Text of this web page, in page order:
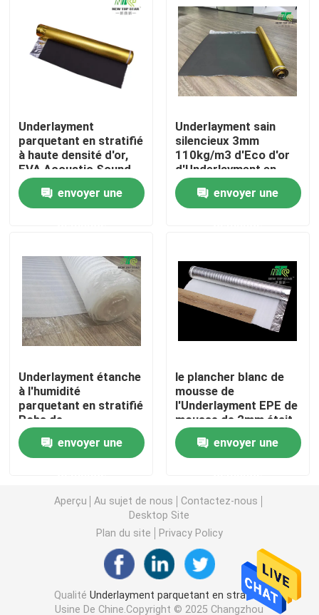
Contrôle de la qualité
nouvelles
Underlayment parquetant en stratifié
Underlayment acoustique de plancher
Underlayment de polyéthylène
Underlayment de plancher de bois dur
Underlayment de mousse d'IXPE
Eco Cork Underlayment
EVA Foam Underlayment
Assise de chauffage par le sol
Underlayment
parquetant en stratifié
à haute densité d'or,
EVA Acoustic Sound
Underlay Padding
envoyer une
Underlayment sain
silencieux 3mm
110kg/m3 d'Eco d'or
d'Underlayment en
bois de la meilleure
qualité de plancher
envoyer une
Underlayment étanche
à l'humidité
parquetant en stratifié
Rohs de
l'Underlayment 2mm
EPE de GV 20KG/M3
envoyer une
le plancher blanc de
mousse de
l'Underlayment EPE de
mousse de 2mm était
à la base de
200sqft/Roll
22kg/Cbm
envoyer une
Aperçu Au sujet de nous
Contactez-nous
Desktop Site
Plan du site
Privacy Policy
QualitéUnderlayment parquetant en stratifié
Usine De Chine.Copyright © 2025 Changzhou